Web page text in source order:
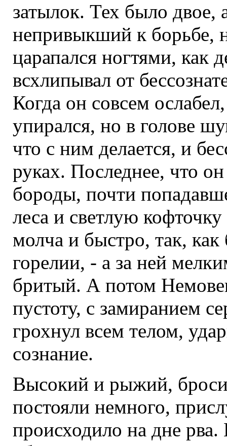
затылок. Тех было двое,
непривыкший к борьбе,
царапался ногтями, как
всхлипывал от
Когда он совсем
упирался, но в голове
что с ним делается, и
руках. Последнее, что
бороды, почти
леса и светлую
молча и быстро, так, как
горелии, - а за ней
бритый. А потом
пустоту, с замиранием
грохнул всем телом,
сознание.
Высокий и рыжий,
постояли немного,
происходило на дне